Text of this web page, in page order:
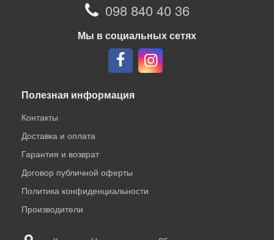
098 840 40 36
Мы в социальных сетях
Полезная информация
Контакты
Доставка и оплата
Гарантия и возврат
Договор публичной оферты
Политика конфиденциальности
Производители